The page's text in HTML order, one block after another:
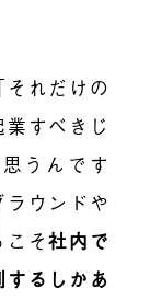
それだけの
すべきじ
うんです
ウンドや
こそ社内で
るしかあ